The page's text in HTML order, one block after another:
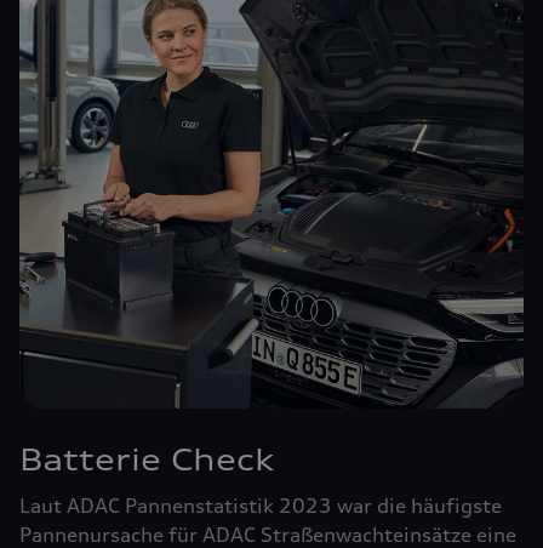
Batterie Check
Laut ADAC Pannenstatistik 2023 war die häufigste
Pannenursache für ADAC Straßenwachteinsätze eine